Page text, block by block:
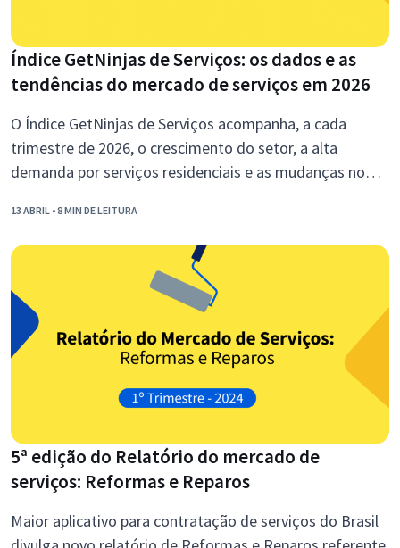
Índice GetNinjas de Serviços: os dados e as
tendências do mercado de serviços em 2026
O Índice GetNinjas de Serviços acompanha, a cada
trimestre de 2026, o crescimento do setor, a alta
demanda por serviços residenciais e as mudanças no
em praticidade e soluções essenciais.
13 ABRIL • 8 MIN DE LEITURA
5ª edição do Relatório do mercado de
serviços: Reformas e Reparos
Maior aplicativo para contratação de serviços do Brasil